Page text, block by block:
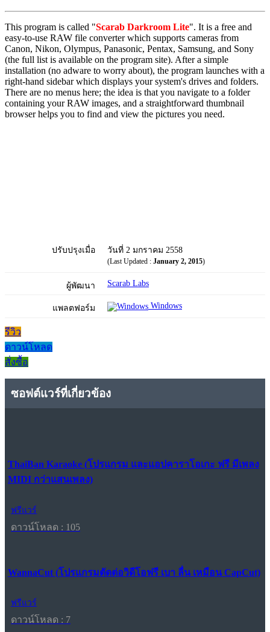
This program is called "Scarab Darkroom Lite". It is a free and
easy-to-use RAW file converter which supports cameras from
Canon, Nikon, Olympus, Panasonic, Pentax, Samsung, and Sony
(the full list is available on the program site). After a simple
installation (no adware to worry about), the program launches with a
right-hand sidebar which displays your system's drives and folders.
There are no menus here; the idea is that you navigate to a folder
containing your RAW images, and a straightforward thumbnail
browser helps you to find and view the pictures you need.
ปรับปรุงเมื่อ วันที่ 2 มกราคม 2558
(Last Updated : January 2, 2015)
ผู้พัฒนา Scarab Labs
แพลตฟอร์ม Windows
รีวิว
ดาวน์โหลด
สั่งซื้อ
ซอฟต์แวร์ที่เกี่ยวข้อง
ThaiBan Karaoke (โปรแกรม และแอปคาราโอเกะ ฟรี มีเพลง
MIDI กว่าแสนเพลง)
ฟรีแวร์
ดาวน์โหลด : 105
WannaCut (โปรแกรมตัดต่อวิดีโอฟรี เบา ลื่น เหมือน CapCut)
ฟรีแวร์
ดาวน์โหลด : 7